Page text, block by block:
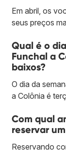
Em abril, os
seus preços
Qual é o
Funchal a
baixos?
O dia da
a Colônia é
Com qual
reservar
Reservando